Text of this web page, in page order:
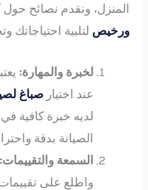
المنزل، ونقدم نصائح حول
ورخيص لتلبية احتياجاتك
لخبرة والمهارة:
عند اختيارصباغ
لديه خبرة كافية
الصيانة بدقة
السمعة والتقييمات:
واطلع على تقييمات